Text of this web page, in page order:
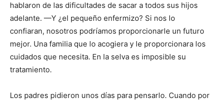
hablaron de las dificultades de sacar a todos sus hijos
adelante. —Y ¿el pequeño enfermizo? Si nos lo
confiaran, nosotros podríamos proporcionarle un futuro
mejor. Una familia que lo acogiera y le proporcionara los
cuidados que necesita. En la selva es imposible su
tratamiento.
Los padres pidieron unos días para pensarlo. Cuando por